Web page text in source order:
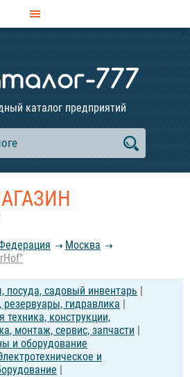
каталог предприятий
Москва
посуда, садовый инвентарь |
гидравлика |
техника, конструкции,
монтаж, сервис, запчасти |
и оборудование
и
|